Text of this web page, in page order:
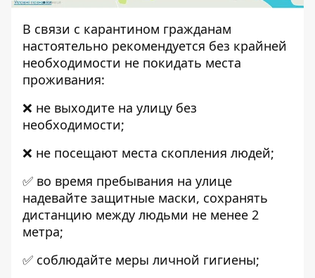
В связи с карантином гражданам
настоятельно рекомендуется без крайней
необходимости не покидать места
проживания:
❌ не выходите на улицу без
необходимости;
❌ не посещают места скопления людей;
✅ во время пребывания на улице
надевайте защитные маски, сохранять
дистанцию ​​между людьми не менее 2
метра;
✅ соблюдайте меры личной гигиены;